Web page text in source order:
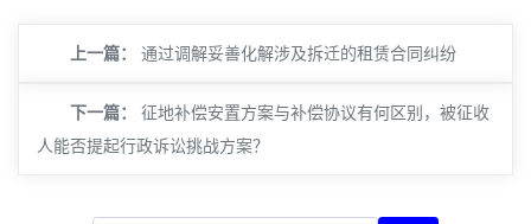
上一篇： 通过调解妥善化解涉及拆迁的租赁合同纠纷
下一篇：
征地补偿安置方案与补偿协议有何区别，被征收
人能否提起行政诉讼挑战方案？